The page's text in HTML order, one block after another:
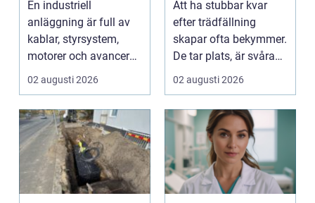
En industriell
anläggning är full av
kablar, styrsystem,
motorer och avancerad
teknik. Bakom allt de...
02 augusti 2026
Att ha stubbar kvar
efter trädfällning
skapar ofta bekymmer.
De tar plats, är svåra
att klippa runt,...
02 augusti 2026